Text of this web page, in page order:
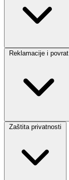
Reklamacije i povrat
Zaštita privatnosti